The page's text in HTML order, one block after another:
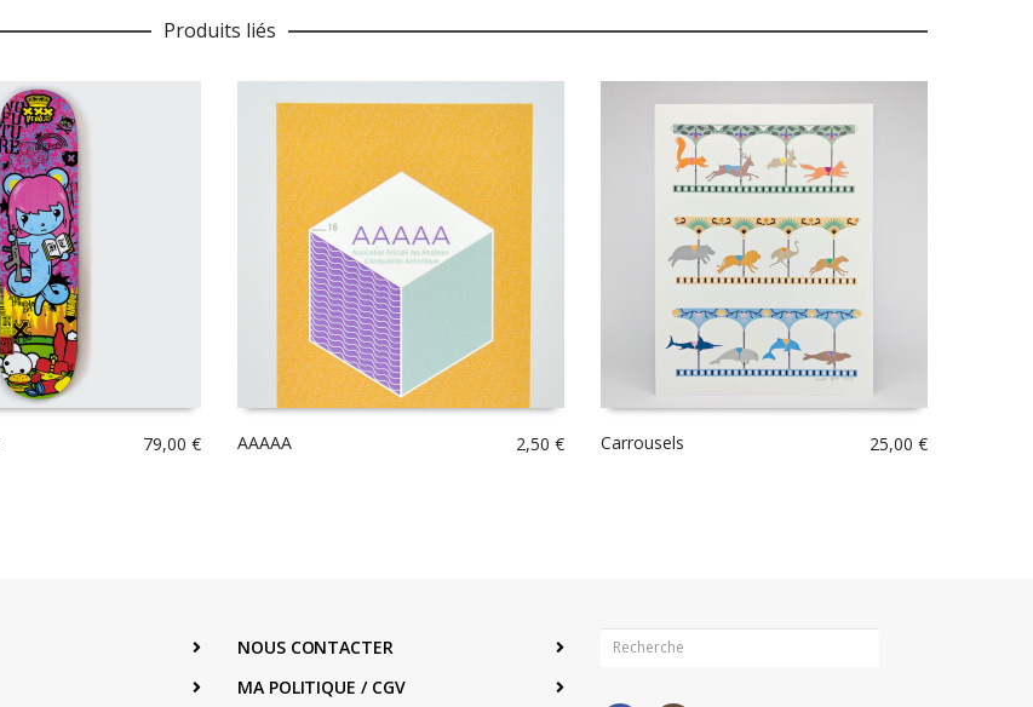
Produits liés
79,00 € AAAAA 2,50 € Carrousels 25,00 €
NOUS CONTACTER
MA POLITIQUE / CGV